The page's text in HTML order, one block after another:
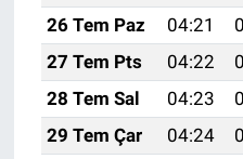
26 Tem Paz
04:21
27 Tem Pts
04:22
28 Tem Sal
04:23
29 Tem Çar
04:24